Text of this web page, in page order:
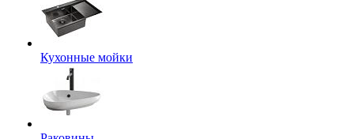
Кухонные мойки